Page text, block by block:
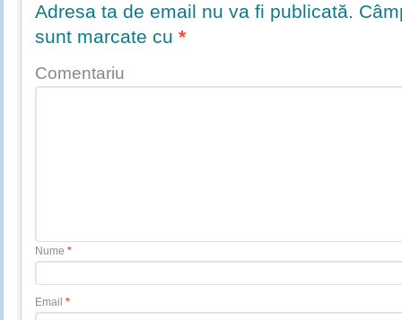
Adresa ta de email nu va fi publicată.
sunt marcate cu *
Comentariu
Nume *
Email *